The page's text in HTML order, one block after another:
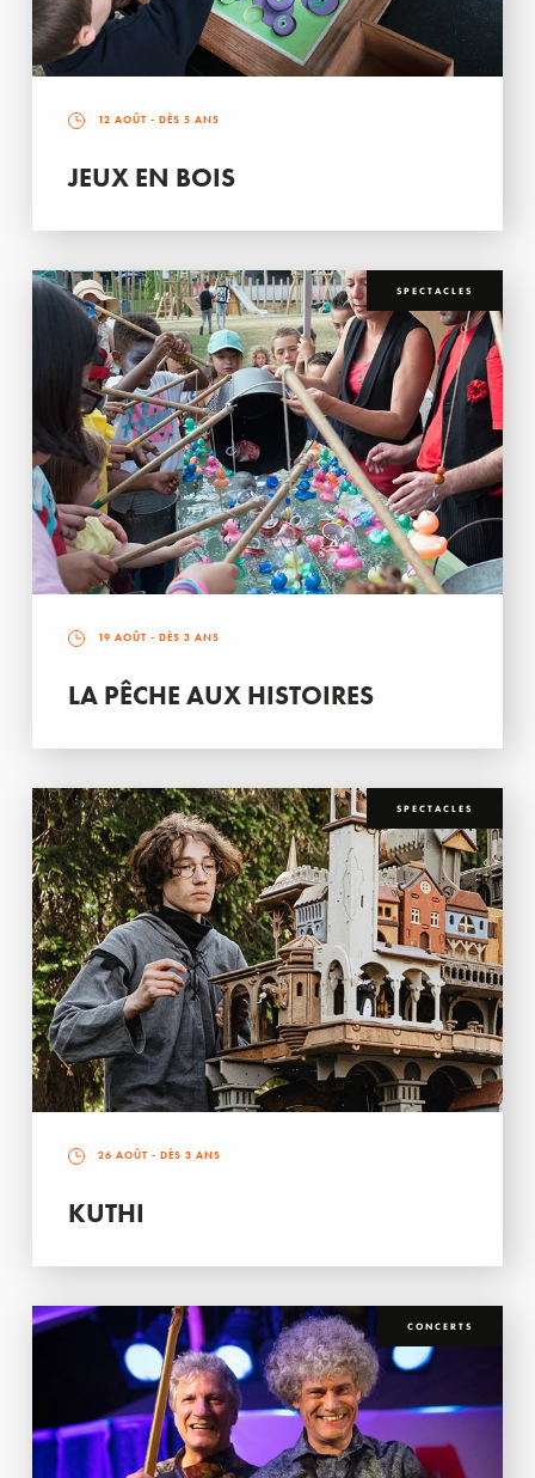
12 AOÛT - DÈS 5 ANS
JEUX EN BOIS
SPECTACLES
19 AOÛT - DÈS 3 ANS
LA PÊCHE AUX HISTOIRES
SPECTACLES
26 AOÛT - DÈS 3 ANS
KUTHI
CONCERTS